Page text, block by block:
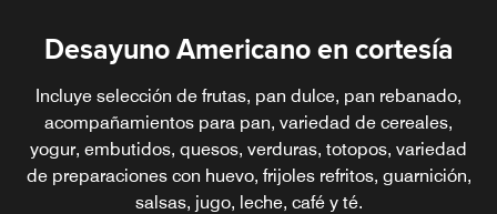
Desayuno Americano en cortesía
Incluye selección de frutas, pan dulce, pan rebanado,
acompañamientos para pan, variedad de cereales,
yogur, embutidos, quesos, verduras, totopos, variedad
de preparaciones con huevo, frijoles refritos, guarnición,
salsas, jugo, leche, café y té.